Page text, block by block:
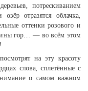
потрескиванием
отразятся облачка,
оттенки розового и
гор… — во всём этом
на эту красоту
слова, сплетённые с
о самом важном